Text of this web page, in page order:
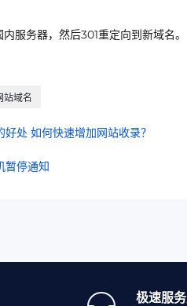
服务器，然后301重定向到新域名。
站域名
处 如何快速增加网站收录？
暂停通知
极速服